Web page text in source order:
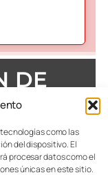
como las
del dispositivo. El
procesar datos como el
únicas en este sitio.
DE